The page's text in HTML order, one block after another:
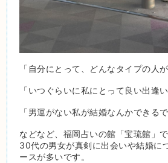
「自分にとって、どんなタイプの人
「いつぐらいに私にとって良い出逢
「男運がない私が結婚なんかできる
などなど、福岡占いの館「宝琉館」
30代の男女が真剣に出会いや結婚に
ースが多いです。